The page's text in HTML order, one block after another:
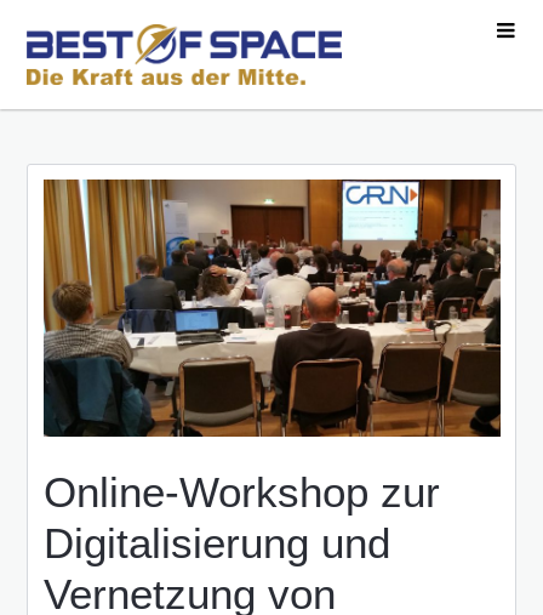
Online-Workshop zur
Digitalisierung und
Vernetzung von